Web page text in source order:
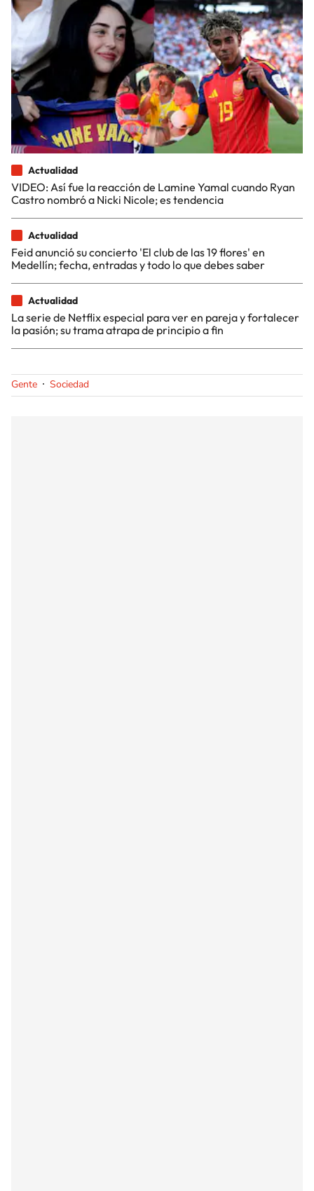
Actualidad
VIDEO: Así fue la reacción de Lamine Yamal cuando Ryan
Castro nombró a Nicki Nicole; es tendencia
Actualidad
Feid anunció su concierto 'El club de las 19 flores' en
Medellín; fecha, entradas y todo lo que debes saber
Actualidad
La serie de Netflix especial para ver en pareja y fortalecer
la pasión; su trama atrapa de principio a fin
Gente Sociedad